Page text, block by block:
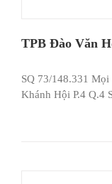
TPB Đào Văn
SQ 73/148.331
Khánh Hội P.4 Q.4